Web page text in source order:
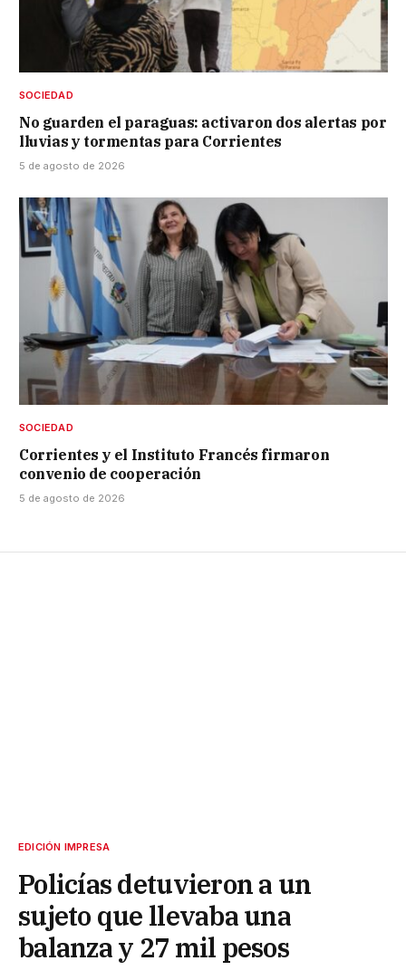
SOCIEDAD
No guarden el paraguas: activaron dos alertas por
lluvias y tormentas para Corrientes
5 de agosto de 2026
SOCIEDAD
Corrientes y el Instituto Francés firmaron
convenio de cooperación
5 de agosto de 2026
EDICIÓN IMPRESA
Policías detuvieron a un
sujeto que llevaba una
balanza y 27 mil pesos